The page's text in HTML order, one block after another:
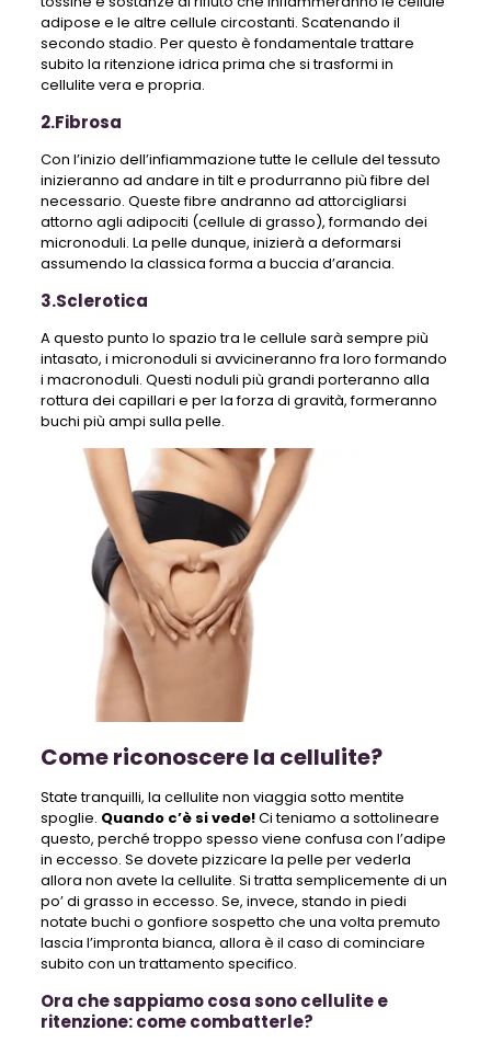
adipose e le altre cellule circostanti. Scatenando il
secondo stadio. Per questo è fondamentale trattare
subito la ritenzione idrica prima che si trasformi in
cellulite vera e propria.
2.Fibrosa
Con l’inizio dell’infiammazione tutte le cellule del tessuto
inizieranno ad andare in tilt e produrranno più fibre del
necessario. Queste fibre andranno ad attorcigliarsi
attorno agli adipociti (cellule di grasso), formando dei
micronoduli. La pelle dunque, inizierà a deformarsi
assumendo la classica forma a buccia d’arancia.
3.Sclerotica
A questo punto lo spazio tra le cellule sarà sempre più
intasato, i micronoduli si avvicineranno fra loro formando
i macronoduli. Questi noduli più grandi porteranno alla
rottura dei capillari e per la forza di gravità, formeranno
buchi più ampi sulla pelle.
Come riconoscere la cellulite?
State tranquilli, la cellulite non viaggia sotto mentite
spoglie. Quando c’è si vede!Ci teniamo a sottolineare
questo, perché troppo spesso viene confusa con l’adipe
in eccesso. Se dovete pizzicare la pelle per vederla
allora non avete la cellulite. Si tratta semplicemente di un
po’ di grasso in eccesso. Se, invece, stando in piedi
notate buchi o gonfiore sospetto che una volta premuto
lascia l’impronta bianca, allora è il caso di cominciare
subito con un trattamento specifico.
Ora che sappiamo cosa sono cellulite e
ritenzione: come combatterle?